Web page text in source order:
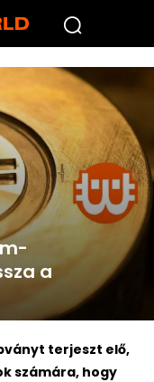
a
terjeszt elő,
számára, hogy